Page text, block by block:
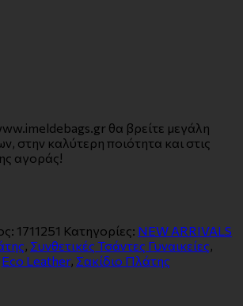
θα βρείτε μεγάλη
στην καλύτερη ποιότητα και στις
αγοράς!
1711251 Κατηγορίες: NEW ARRIVALS
Συνθετικές Τσάντες Γυναικείες
Eco Leather, Σακίδιο Πλάτης